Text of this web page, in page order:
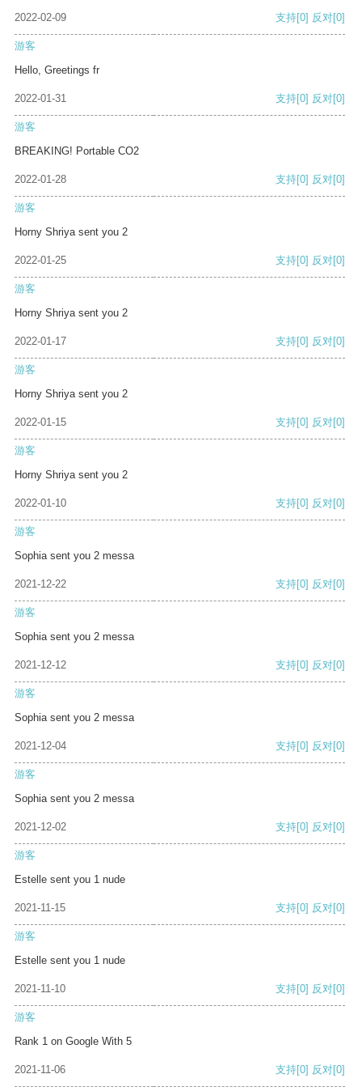
2022-02-09 支持[0] 反对[0]
游客
Hello, Greetings fr
2022-01-31 支持[0] 反对[0]
游客
BREAKING! Portable CO2
2022-01-28 支持[0] 反对[0]
游客
Horny Shriya sent you 2
2022-01-25 支持[0] 反对[0]
游客
Horny Shriya sent you 2
2022-01-17 支持[0] 反对[0]
游客
Horny Shriya sent you 2
2022-01-15 支持[0] 反对[0]
游客
Horny Shriya sent you 2
2022-01-10 支持[0] 反对[0]
游客
Sophia sent you 2 messa
2021-12-22 支持[0] 反对[0]
游客
Sophia sent you 2 messa
2021-12-12 支持[0] 反对[0]
游客
Sophia sent you 2 messa
2021-12-04 支持[0] 反对[0]
游客
Sophia sent you 2 messa
2021-12-02 支持[0] 反对[0]
游客
Estelle sent you 1 nude
2021-11-15 支持[0] 反对[0]
游客
Estelle sent you 1 nude
2021-11-10 支持[0] 反对[0]
游客
Rank 1 on Google With 5
2021-11-06 支持[0] 反对[0]